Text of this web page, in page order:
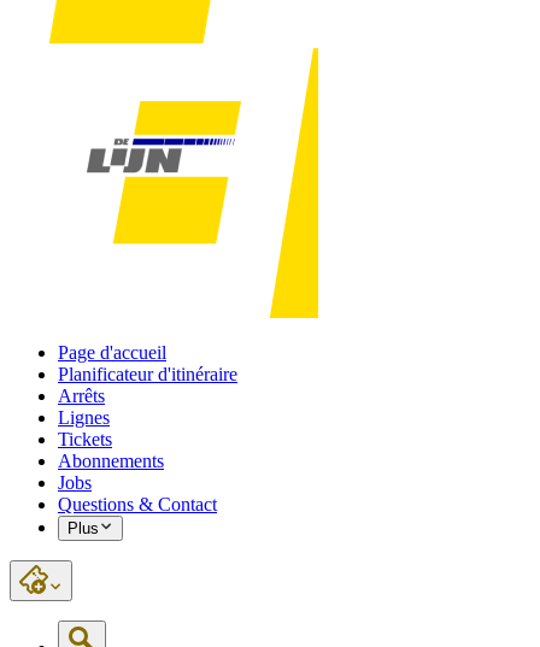
Page d'accueil
Planificateur d'itinéraire
Arrêts
Lignes
Tickets
Abonnements
Jobs
Questions & Contact
Plus